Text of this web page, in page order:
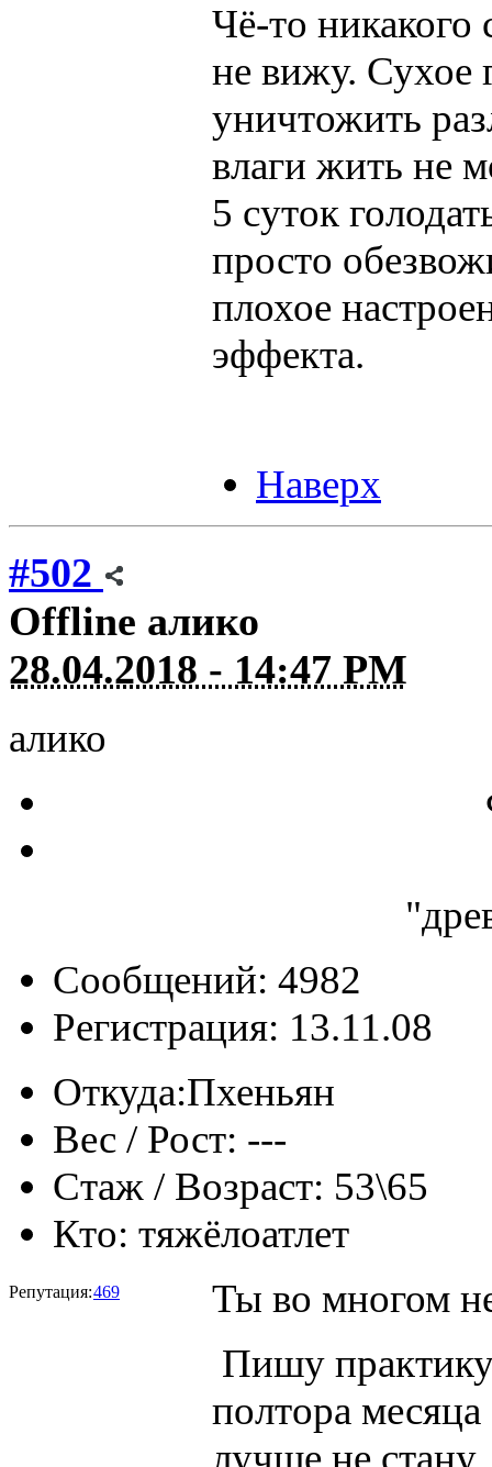
Чё-то никакого
не вижу. Сухое
уничтожить
влаги жить не
5 суток
просто
плохое
эффекта.
Наверх
#502
Offline алико
28.04.2018 - 14:47 PM
алико
Сообщений: 4982
Регистрация: 13.11.08
Откуда:Пхеньян
Вес / Рост: ---
Стаж / Возраст: 53\65
Кто: тяжёлоатлет
Репутация:469
Ты во многом
Пишу
полтора
лучше не